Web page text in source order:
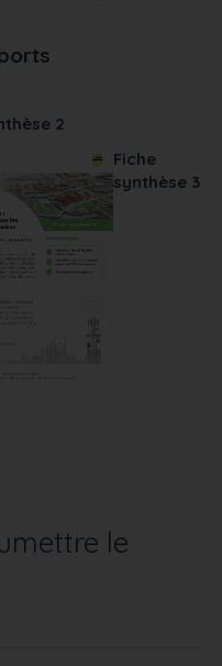
2
Fiche
synthèse 3
le